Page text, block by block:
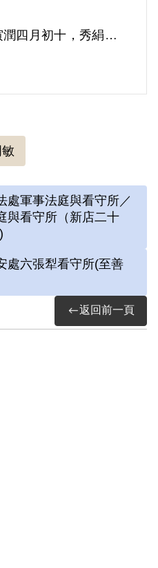
四月初十，秀絹三
有半。六大山人畫
/左下：人長壽
灣臺南人。1971年
臺南美國新聞處爆
捕，時任水泥公司
捕後拘禁於警備總
及六張犁看守所進
果處以15年有期徒
師婉拒函授，決意
日早晚以牢房廁所門
生涯。獄中囚禁於
形牢獄中，房內六
域，乃自稱「六大
處軍事法庭與看守所／
與看守所（新店二十
處六張犁看守所(至善
返回前一頁